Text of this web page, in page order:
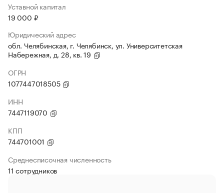
Уставной капитал
19 000 ₽
Юридический адрес
обл. Челябинская, г. Челябинск, ул. Университетская
Набережная, д. 28, кв. 19
ОГРН
1077447018505
ИНН
7447119070
КПП
744701001
Среднесписочная численность
11 сотрудников